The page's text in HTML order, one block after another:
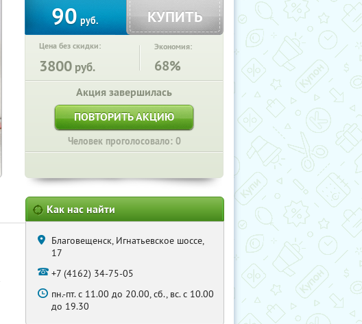
90 руб. КУПИТЬ
Цена без скидки:
3800 руб.
Экономия:
68%
Акция завершилась
ПОВТОРИТЬ АКЦИЮ
Человек проголосовало: 0
Как нас найти
Благовещенск, Игнатьевское шоссе,
17
+7 (4162) 34-75-05
пн.-пт. с 11.00 до 20.00, сб., вс. с 10.00
до 19.30